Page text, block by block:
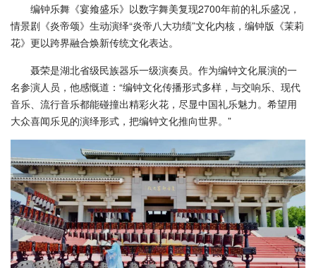
编钟乐舞《宴飨盛乐》以数字舞美复现2700年前的礼乐盛况，
情景剧《炎帝颂》生动演绎“炎帝八大功绩”文化内核，编钟版《茉莉
花》更以跨界融合焕新传统文化表达。
聂荣是湖北省级民族器乐一级演奏员。作为编钟文化展演的一
名参演人员，他感慨道：“编钟文化传播形式多样，与交响乐、现代
音乐、流行音乐都能碰撞出精彩火花，尽显中国礼乐魅力。希望用
大众喜闻乐见的演绎形式，把编钟文化推向世界。”